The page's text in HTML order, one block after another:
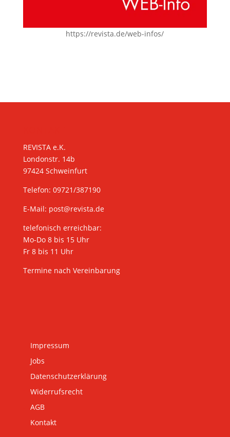
https://revista.de/web-infos/
REVISTA e.K.
Londonstr. 14b
97424 Schweinfurt
Telefon: 09721/387190
E-Mail: post@revista.de
telefonisch erreichbar:
Mo-Do 8 bis 15 Uhr
Fr 8 bis 11 Uhr
Termine nach Vereinbarung
Impressum
Jobs
Datenschutzerklärung
Widerrufsrecht
AGB
Kontakt